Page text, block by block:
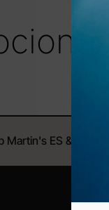
Martin's ES & PT